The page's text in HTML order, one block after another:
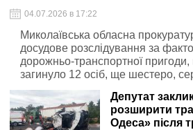
04.07.2026 в 17:22
Миколаївська обласна
досудове розслідування за
дорожньо-транспортної пригоди,
загинуло 12 осіб, ще шестеро,
дівчина, отримали травми
Депутат
розширити
Одеса» після